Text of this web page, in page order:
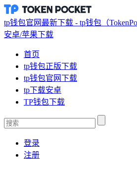
tp钱包官网最新下载 - tp钱包（
安卓/苹果下载
首页
tp钱包正版下载
tp钱包官网下载
tp下载安卓
TP钱包下载
登录
注册